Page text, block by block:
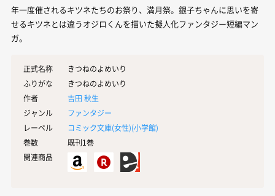
年一度催されるキツネたちのお祭り、満月祭。銀子ちゃんに思いを寄
せるキツネとは違うオジロくんを描いた擬人化ファンタジー短編マン
ガ。
正式名称
きつねのよめいり
ふりがな
きつねのよめいり
作者
吉田 秋生
ジャンル
ファンタジー
レーベル
コミック文庫(女性)(小学館)
巻数
既刊1巻
関連商品